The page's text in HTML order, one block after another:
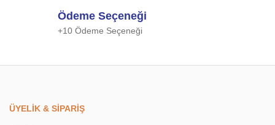
Ödeme Seçeneği
+10 Ödeme Seçeneği
ÜYELİK & SİPARİŞ